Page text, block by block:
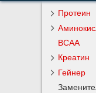
Протеин
BCAA
Креатин
Гейнер